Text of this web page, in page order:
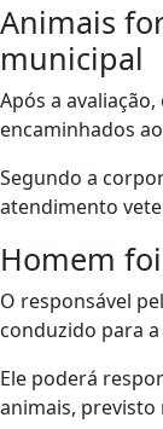
Animais
municipal
Após a
encaminhados
Segundo a
atendimento
Homem
O responsável
conduzido para a
Ele poderá
animais, previsto